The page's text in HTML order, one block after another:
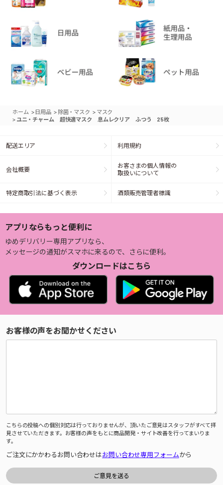
ホーム > 日用品 > 除菌・マスク > マスク
> ユニ・チャーム 超快適マスク 息ムレクリア ふつう 25枚
配送エリア 利用規約
会社概要
お客さまの個人情報の
取扱いについて
特定商取引法に基づく表示 酒類販売管理者標識
アプリならもっと便利に
ゆめデリバリー専用アプリなら、
メッセージの通知がスマホに来るので、さらに便利。
ダウンロードはこちら
お客様の声をお聞かせください
こちらの投稿への個別対応は行っておりませんが、頂いたご意見はスタッフがすべて拝
見させていただきます。お客様の声をもとに商品開発・サイト改善を行ってまいりま
す。
ご注文にかかわるお問い合わせはお問い合わせ専用フォームから